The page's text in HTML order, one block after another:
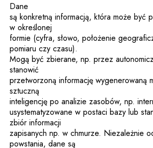
Dane
są konkretną informacją, która może być
w określonej
formie (cyfra, słowo, położenie
pomiaru czy czasu).
Mogą być zbierane, np. przez
stanowić
przetworzoną informację wygenerowaną
sztuczną
inteligencję po analizie zasobów, np.
usystematyzowane w postaci bazy lub
zbiór informacji
zapisanych np. w chmurze. Niezależnie
powstania, dane są